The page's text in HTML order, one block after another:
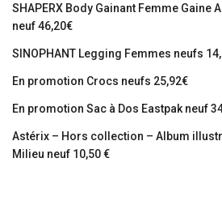
SHAPERX Body Gainant Femme Gaine
neuf 46,20€
SINOPHANT Legging Femmes neufs
En promotion Crocs neufs 25,92€
En promotion Sac à Dos Eastpak neuf
Astérix – Hors collection – Album
Milieu neuf 10,50 €